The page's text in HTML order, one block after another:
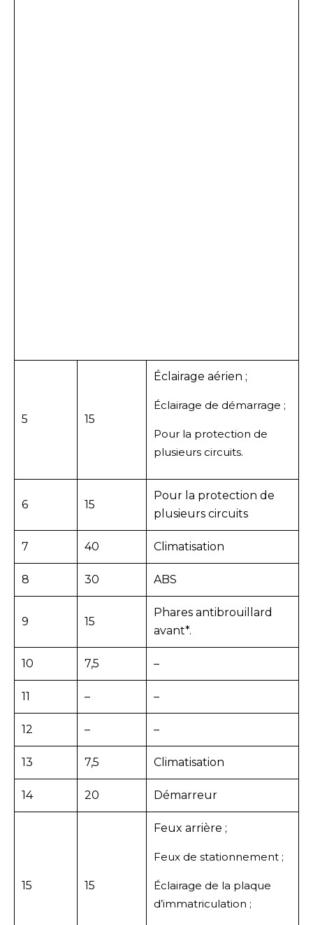
5 15
Éclairage aérien ;
Éclairage de démarrage ;
Pour la protection de
plusieurs circuits.
6 15
Pour la protection de
plusieurs circuits
7 40 Climatisation
8 30 ABS
9 15
Phares antibrouillard
avant*.
10 7,5 –
11 – –
12 – –
13 7,5 Climatisation
14 20 Démarreur
15 15
Feux arrière ;
Feux de stationnement ;
Éclairage de la plaque
d’immatriculation ;